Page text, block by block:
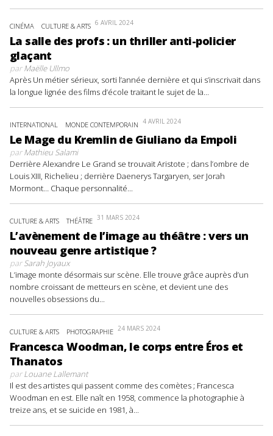
CINÉMA CULTURE & ARTS 6 AVRIL 2024
La salle des profs : un thriller anti-policier
glaçant
parMaëlle Ullmo
Après Un métier sérieux, sorti l’année dernière et qui s’inscrivait dans
la longue lignée des films d’école traitant le sujet de la...
INTERNATIONAL MONDE CONTEMPORAIN 4 AVRIL 2024
Le Mage du Kremlin de Giuliano da Empoli
parMathieu Salami
Derrière Alexandre Le Grand se trouvait Aristote ; dans l’ombre de
Louis XIII, Richelieu ; derrière Daenerys Targaryen, ser Jorah
Mormont… Chaque personnalité...
CULTURE & ARTS THÉÂTRE 31 MARS 2024
L’avènement de l’image au théâtre : vers un
nouveau genre artistique ?
parSarah Joyaux
L’image monte désormais sur scène. Elle trouve grâce auprès d’un
nombre croissant de metteurs en scène, et devient une des
nouvelles obsessions du...
CULTURE & ARTS PHOTOGRAPHIE 24 MARS 2024
Francesca Woodman, le corps entre Éros et
Thanatos
parLouane Lallemant
Il est des artistes qui passent comme des comètes ; Francesca
Woodman en est. Elle naît en 1958, commence la photographie à
treize ans, et se suicide en 1981, à...